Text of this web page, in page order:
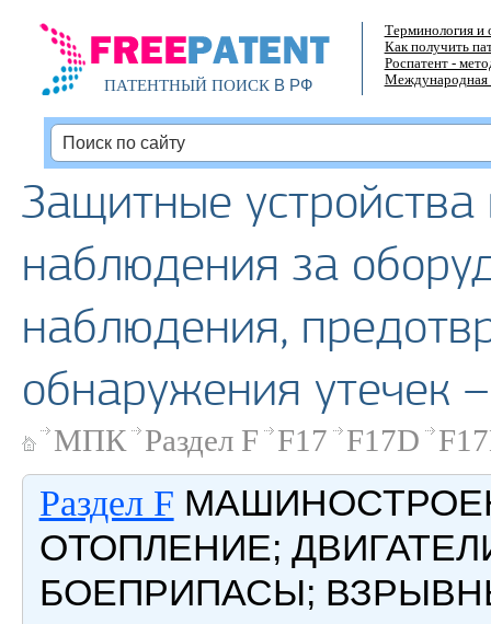
ПАТЕНТНЫЙ ПОИСКВ РФ
Терминология и
Как получить
Роспатент -
Международная
Защитные
наблюдения за
наблюдения,
обнаружения утечек
МПК Раздел F F17 F17D
Раздел F
ОТОПЛЕНИЕ;
БОЕПРИПАСЫ;